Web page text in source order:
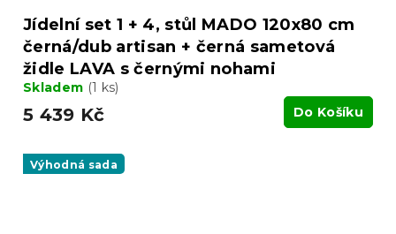
Jídelní set 1 + 4, stůl MADO 120x80 cm
černá/dub artisan + černá sametová
židle LAVA s černými nohami
Skladem (1 ks)
5 439 Kč Do Košíku
Výhodná sada